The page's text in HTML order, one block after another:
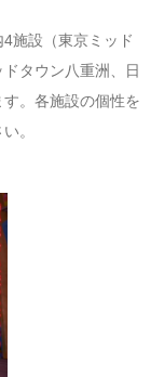
施設（東京ミッド
タウン八重洲、日
。各施設の個性を
。